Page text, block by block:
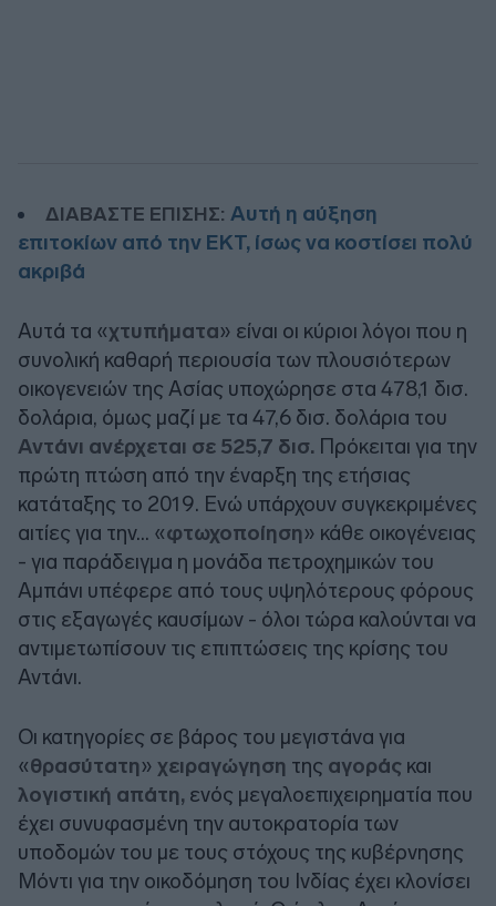
ΔΙΑΒΑΣΤΕ ΕΠΙΣΗΣ: Αυτή η αύξηση
επιτοκίων από την ΕΚΤ, ίσως να κοστίσει πολύ
ακριβά
Αυτά τα «χτυπήματα» είναι οι κύριοι λόγοι που η
συνολική καθαρή περιουσία των πλουσιότερων
οικογενειών της Ασίας υποχώρησε στα 478,1 δισ.
δολάρια, όμως μαζί με τα 47,6 δισ. δολάρια του
Αντάνι ανέρχεται σε 525,7 δισ. Πρόκειται για την
πρώτη πτώση από την έναρξη της ετήσιας
κατάταξης το 2019. Ενώ υπάρχουν συγκεκριμένες
αιτίες για την... «φτωχοποίηση» κάθε οικογένειας
- για παράδειγμα η μονάδα πετροχημικών του
Αμπάνι υπέφερε από τους υψηλότερους φόρους
στις εξαγωγές καυσίμων - όλοι τώρα καλούνται να
αντιμετωπίσουν τις επιπτώσεις της κρίσης του
Αντάνι.
Οι κατηγορίες σε βάρος του μεγιστάνα για
«θρασύτατη» χειραγώγηση της αγοράς και
λογιστική απάτη, ενός μεγαλοεπιχειρηματία που
έχει συνυφασμένη την αυτοκρατορία των
υποδομών του με τους στόχους της κυβέρνησης
Μόντι για την οικοδόμηση του Ινδίας έχει κλονίσει